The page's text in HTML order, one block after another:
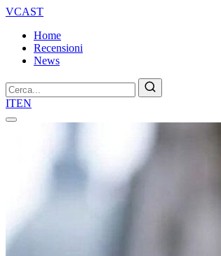
VCAST
Home
Recensioni
News
Cerca
ITEN